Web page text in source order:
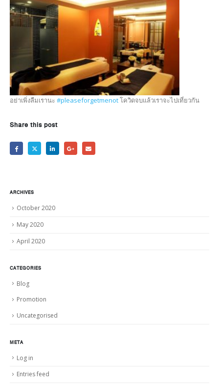
อย่าเพิ่งลืมเรานะ #pleaseforgetmenotโควิดจบแล้วเราจะไปเที่ยวกัน
Share this post
ARCHIVES
October 2020
May 2020
April 2020
CATEGORIES
Blog
Promotion
Uncategorised
META
Log in
Entries feed